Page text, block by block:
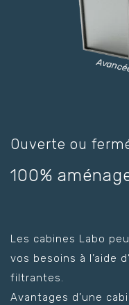
Ouverte ou
100%
Les cabines Labo
vos besoins à l’aide
filtrantes.
Avantages d’une